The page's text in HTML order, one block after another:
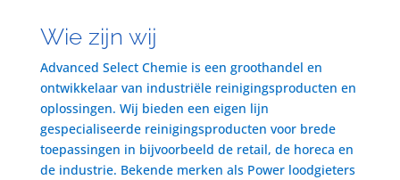
Wie zijn wij
Advanced Select Chemie is een groothandel en
ontwikkelaar van industriële reinigingsproducten en
oplossingen. Wij bieden een eigen lijn
gespecialiseerde reinigingsproducten voor brede
toepassingen in bijvoorbeeld de retail, de horeca en
de industrie. Bekende merken als Power loodgieters